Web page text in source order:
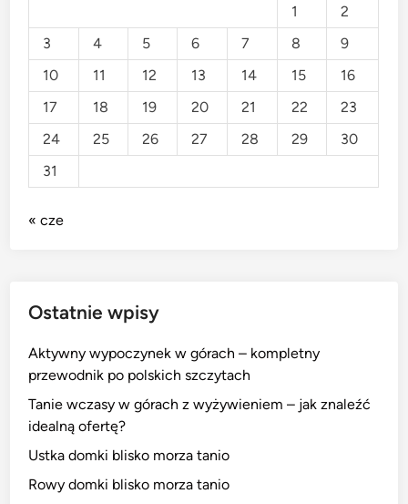
1
2
3
4 5 6 7 8
9
10
11 12 13 14 15
16
17
18 19 20 21 22
23
24
25 26 27 28 29
30
31
« cze
Ostatnie wpisy
Aktywny wypoczynek w górach – kompletny
przewodnik po polskich szczytach
Tanie wczasy w górach z wyżywieniem – jak znaleźć
idealną ofertę?
Ustka domki blisko morza tanio
Rowy domki blisko morza tanio